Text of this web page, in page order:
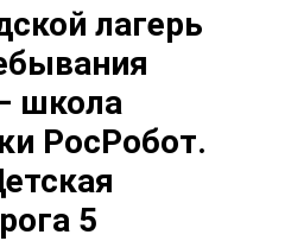
лагерь
школа
РосРобот.
5